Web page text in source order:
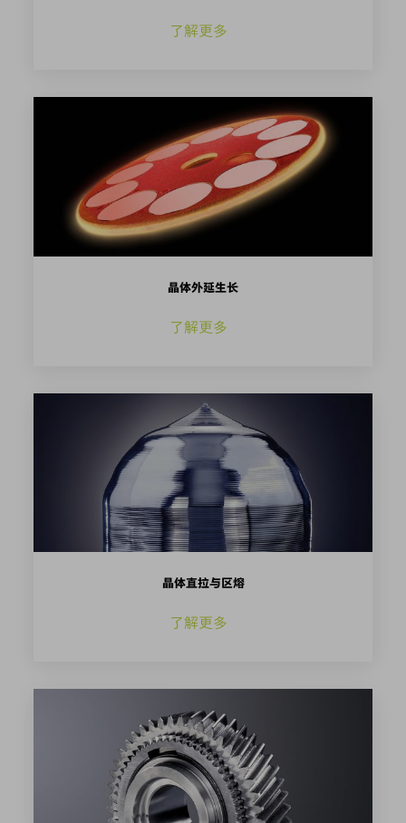
了解更多
晶体外延生长
了解更多
晶体直拉与区熔
了解更多